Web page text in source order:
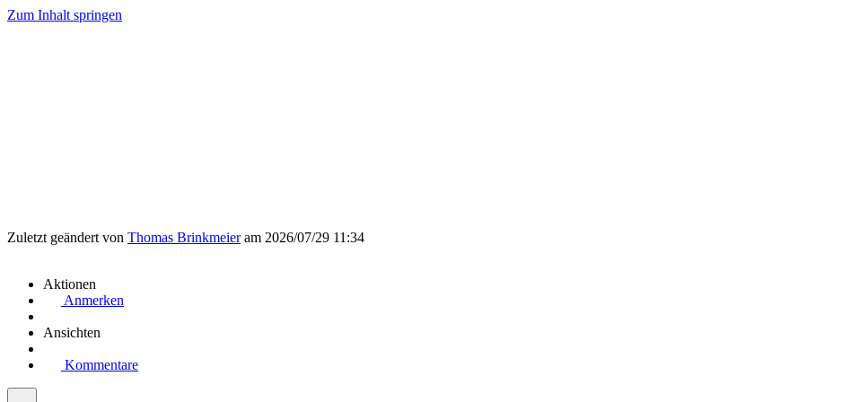
Zum Inhalt springen
Zuletzt geändert von Thomas Brinkmeieram 2026/07/29 11:34
Aktionen
Anmerken
Ansichten
Kommentare